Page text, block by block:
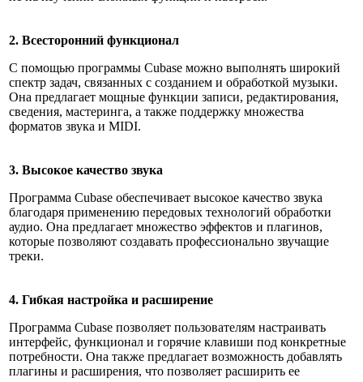
2. Всесторонний функционал
С помощью программы Cubase можно выполнять широкий
спектр задач, связанных с созданием и обработкой музыки.
Она предлагает мощные функции записи, редактирования,
сведения, мастеринга, а также поддержку множества
форматов звука и MIDI.
3. Высокое качество звука
Программа Cubase обеспечивает высокое качество звука
благодаря применению передовых технологий обработки
аудио. Она предлагает множество эффектов и плагинов,
которые позволяют создавать профессионально звучащие
треки.
4. Гибкая настройка и расширение
Программа Cubase позволяет пользователям настраивать
интерфейс, функционал и горячие клавиши под конкретные
потребности. Она также предлагает возможность добавлять
плагины и расширения, что позволяет расширить ее